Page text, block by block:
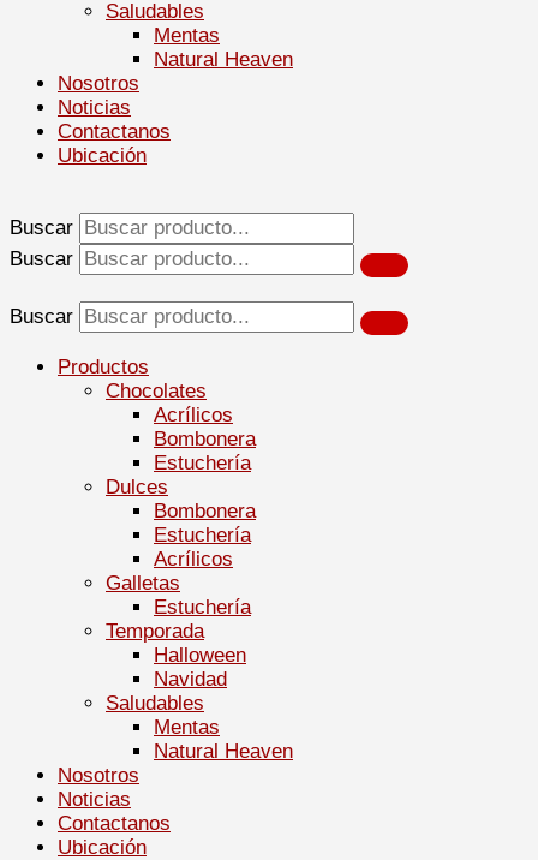
Saludables
Mentas
Natural Heaven
Nosotros
Noticias
Contactanos
Ubicación
Buscar
Buscar
Buscar
Productos
Chocolates
Acrílicos
Bombonera
Estuchería
Dulces
Bombonera
Estuchería
Acrílicos
Galletas
Estuchería
Temporada
Halloween
Navidad
Saludables
Mentas
Natural Heaven
Nosotros
Noticias
Contactanos
Ubicación